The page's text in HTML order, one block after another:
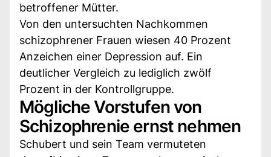
betroffener Mütter.
Von den untersuchten Nachkommen
schizophrener Frauen wiesen 40 Prozent
Anzeichen einer Depression auf. Ein
deutlicher Vergleich zu lediglich zwölf
Prozent in der Kontrollgruppe.
Mögliche Vorstufen von
Schizophrenie ernst nehmen
Schubert und sein Team vermuteten